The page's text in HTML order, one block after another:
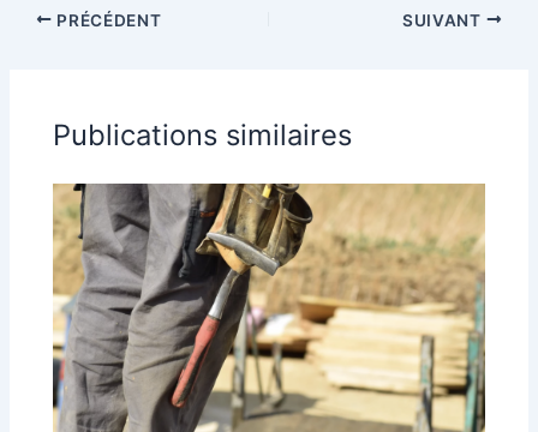
PRÉCÉDENT SUIVANT
Publications similaires